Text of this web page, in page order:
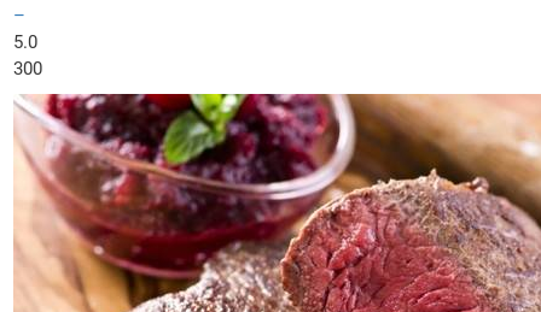
–
5.0
300